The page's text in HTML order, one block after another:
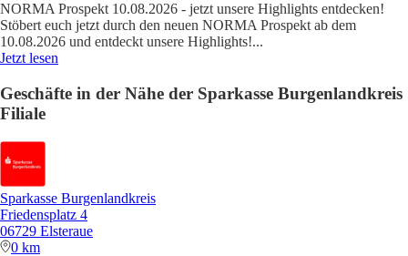
NORMA Prospekt 10.08.2026 - jetzt unsere Highlights entdecken!
Stöbert euch jetzt durch den neuen NORMA Prospekt ab dem
10.08.2026 und entdeckt unsere Highlights!...
Jetzt lesen
Geschäfte in der Nähe der Sparkasse Burgenlandkreis
Filiale
Sparkasse Burgenlandkreis
Friedensplatz 4
06729 Elsteraue
0 km